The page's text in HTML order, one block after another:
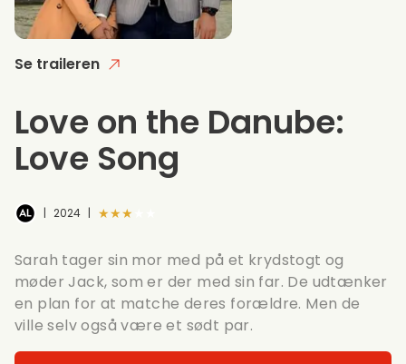
Se traileren
Love on the Danube:
Love Song
| 2024 | ★★★★★
Sarah tager sin mor med på et krydstogt og
møder Jack, som er der med sin far. De udtænker
en plan for at matche deres forældre. Men de
ville selv også være et sødt par.